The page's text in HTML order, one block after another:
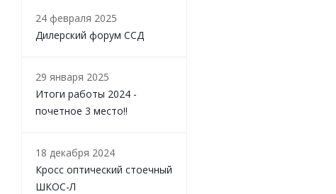
24 февраля 2025
Дилерский форум ССД
29 января 2025
Итоги работы 2024 -
почетное 3 место!!
18 декабря 2024
Кросс оптический стоечный
ШКОС-Л